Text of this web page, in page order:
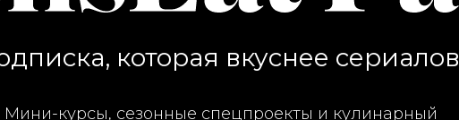
Мини-курсы, сезонные спецпроекты и кулинарный
которая вкуснее сериалов